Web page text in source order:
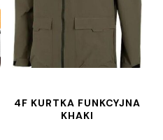
4F KURTKA FUNKCYJNA
KHAKI